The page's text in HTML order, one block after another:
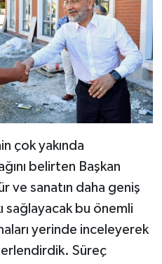
çok yakında
belirten Başkan
ve sanatın daha geniş
sağlayacak bu önemli
yerinde inceleyerek
Süreç